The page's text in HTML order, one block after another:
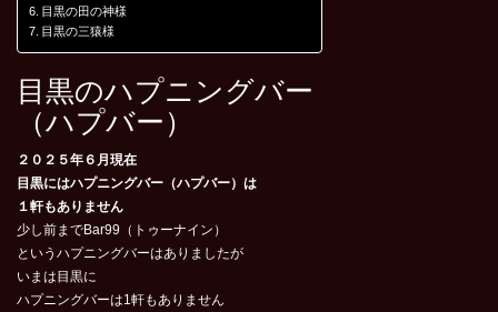
目黒の田の神様
目黒の三猿様
目黒のハプニングバー
（ハプバー）
２０２５年６月現在
目黒にはハプニングバー（ハプバー）は
１軒もありません
少し前までBar99（トゥーナイン）
というハプニングバーはありましたが
いまは目黒に
ハプニングバーは1軒もありません